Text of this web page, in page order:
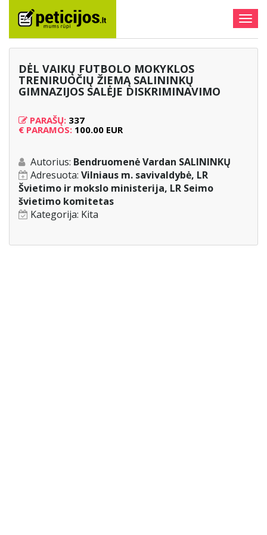
DĖL VAIKŲ FUTBOLO MOKYKLOS
TRENIRUOČIŲ ŽIEMĄ SALININKŲ
GIMNAZIJOS SALĖJE DISKRIMINAVIMO
PARAŠŲ: 337
€ PARAMOS: 100.00 EUR
Autorius: Bendruomenė Vardan SALININKŲ
Adresuota: Vilniaus m. savivaldybė, LR
Švietimo ir mokslo ministerija, LR Seimo
švietimo komitetas
Kategorija: Kita